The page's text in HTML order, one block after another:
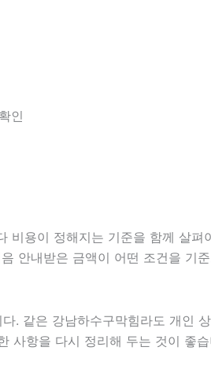
인
비용이 정해지는 기준을 함께 살
안내받은 금액이 어떤 조건을 기
. 같은 강남하수구막힘라도 개인
사항을 다시 정리해 두는 것이 좋